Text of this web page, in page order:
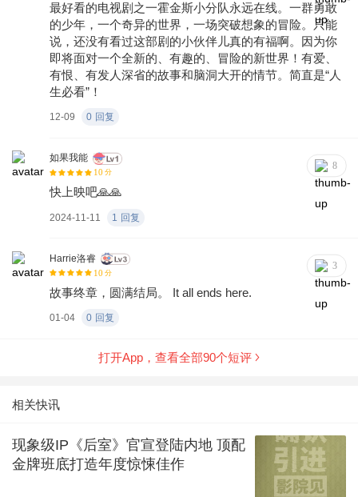
最好看的电视剧之一霍金斯小分队永远在线。一群勇敢
的少年，一个奇异的世界，一场突破想象的冒险。只能
说，还没有看过这部剧的小伙伴儿真的有福啊。因为你
即将面对一个全新的、有趣的、冒险的新世界！有爱、
有恨、有发人深省的故事和脑洞大开的情节。简直是“人
生必看”！
12-09 0 回复
如果我能
10 分
8
快上映吧🙏🙏
2024-11-11 1 回复
Harrie洛睿
10 分
3
故事终章，圆满结局。 It all ends here.
01-04 0 回复
打开App，查看全部90个短评
相关快讯
现象级IP《后室》官宣登陆内地 顶配
金牌班底打造年度惊悚佳作